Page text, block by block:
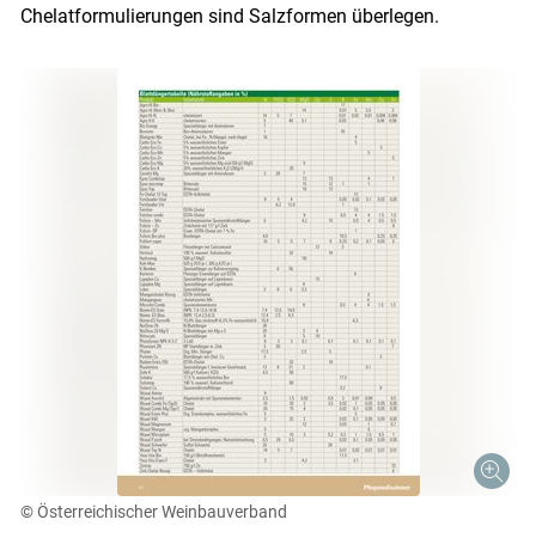
Chelatformulierungen sind Salzformen überlegen.
© Österreichischer Weinbauverband